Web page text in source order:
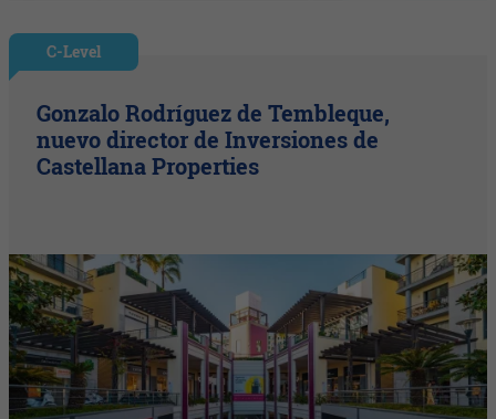
C-Level
Gonzalo Rodríguez de Tembleque,
nuevo director de Inversiones de
Castellana Properties